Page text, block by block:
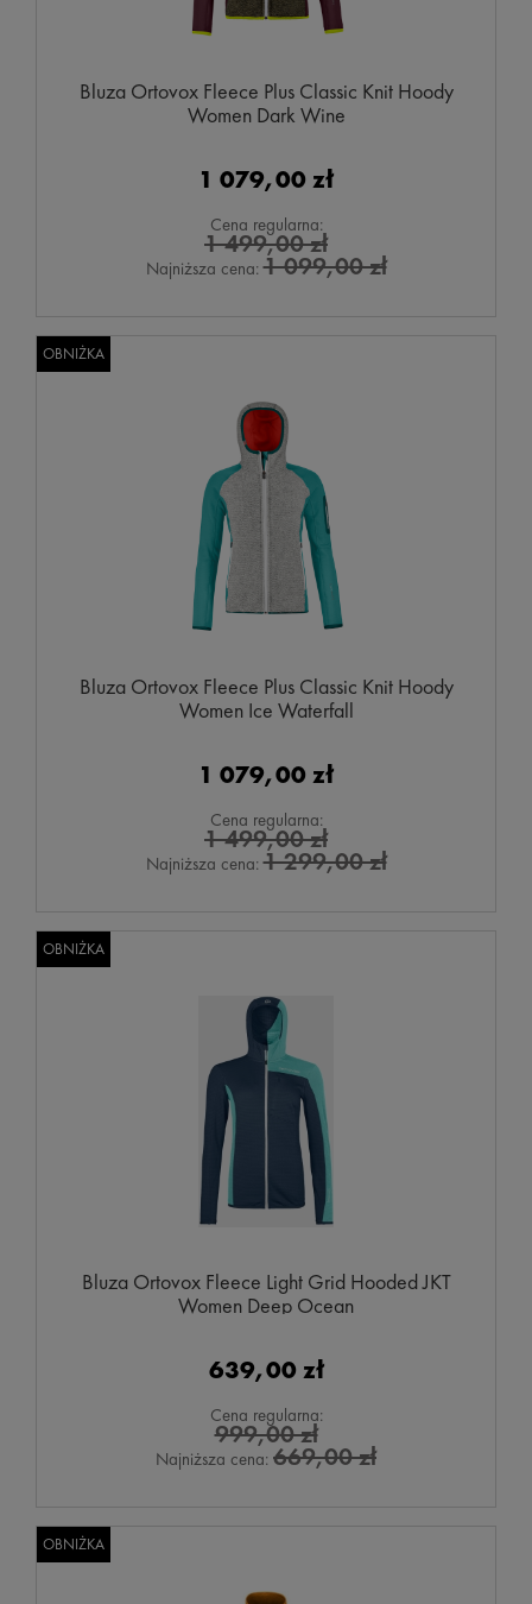
Bluza Ortovox Fleece Plus Classic Knit Hoody
Women Dark Wine
1 079,00 zł
Cena regularna:
1 499,00 zł
Najniższa cena:1 099,00 zł
Bluza Ortovox Fleece Plus Classic Knit Hoody
Women Ice Waterfall
1 079,00 zł
Cena regularna:
1 499,00 zł
Najniższa cena:1 299,00 zł
OBNIŻKA
Bluza Ortovox Fleece Light Grid Hooded JKT
Women Deep Ocean
639,00 zł
Cena regularna:
999,00 zł
Najniższa cena: 669,00 zł
OBNIŻKA
OBNIŻKA